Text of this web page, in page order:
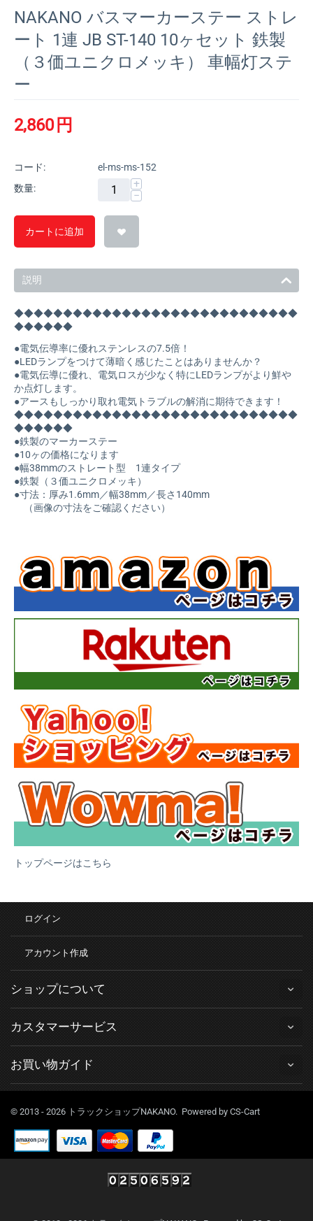
NAKANO バスマーカーステー ストレ
ート 1連 JB ST-140 10ヶセット 鉄製
（３価ユニクロメッキ） 車幅灯ステ
ー
2,860 円
コード:
el-ms-ms-152
数量:
+
−
カートに追加
説明
◆◆◆◆◆◆◆◆◆◆◆◆◆◆◆◆◆◆◆◆◆◆◆◆◆◆◆◆◆
◆◆◆◆◆◆
●電気伝導率に優れステンレスの7.5倍！
●LEDランプをつけて薄暗く感じたことはありませんか？
●電気伝導に優れ、電気ロスが少なく特にLEDランプがより鮮や
か点灯します。
●アースもしっかり取れ電気トラブルの解消に期待できます！
◆◆◆◆◆◆◆◆◆◆◆◆◆◆◆◆◆◆◆◆◆◆◆◆◆◆◆◆◆
◆◆◆◆◆◆
●鉄製のマーカーステー
●10ヶの価格になります
●幅38mmのストレート型 1連タイプ
●鉄製（３価ユニクロメッキ）
●寸法：厚み1.6mm／幅38mm／長さ140mm
（画像の寸法をご確認ください）
トップページはこちら
ログイン
アカウント作成
ショップについて
カスタマーサービス
お買い物ガイド
© 2013 - 2026 トラックショップNAKANO. Powered by CS-Cart